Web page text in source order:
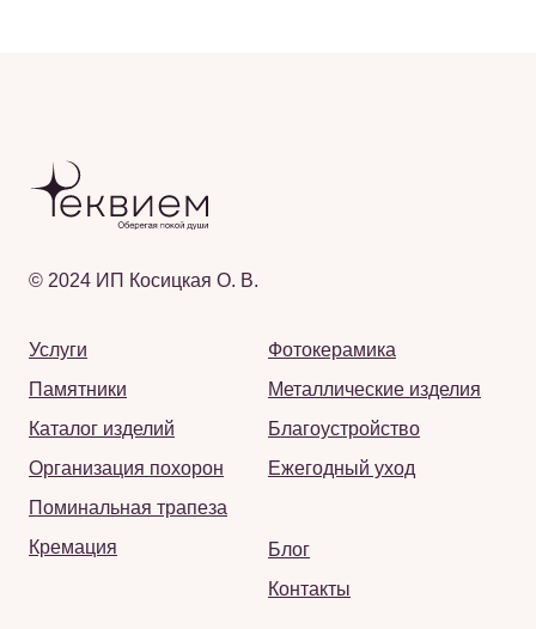
© 2024 ИП Косицкая О. В.
Услуги
Памятники
Каталог изделий
Организация похорон
Поминальная трапеза
Кремация
Фотокерамика
Металлические изделия
Благоустройство
Ежегодный уход
Блог
Контакты